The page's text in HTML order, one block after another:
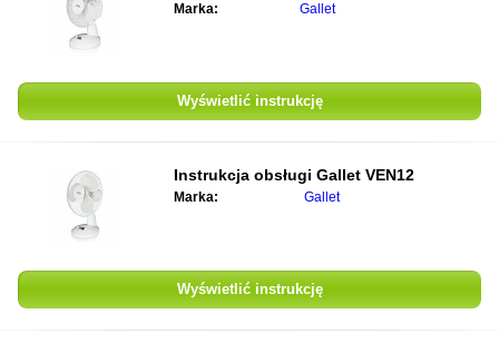
Marka: Gallet
Wyświetlić instrukcję
Instrukcja obsługi Gallet VEN12
Marka: Gallet
Wyświetlić instrukcję